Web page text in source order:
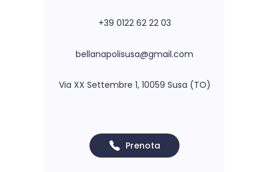
+39 0122 62 22 03
bellanapolisusa@gmail.com
Via XX Settembre 1, 10059 Susa (TO)
Prenota